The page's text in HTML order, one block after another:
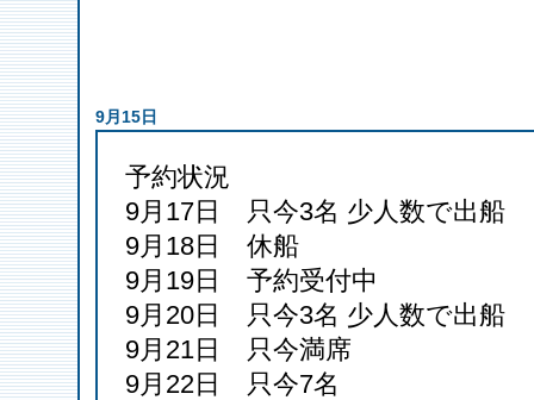
9月15日
予約状況
9月17日 只今3名 少人数で出船
9月18日 休船
9月19日 予約受付中
9月20日 只今3名 少人数で出船
9月21日 只今満席
9月22日 只今7名